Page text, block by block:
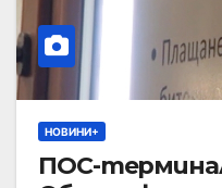
НОВИНИ+
ПОС-